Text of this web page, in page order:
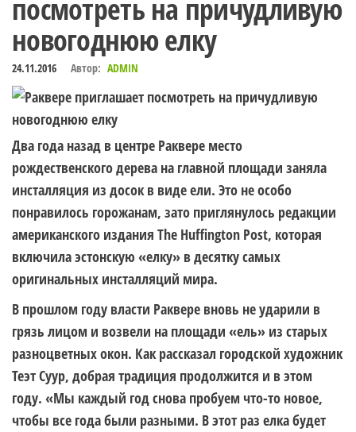
посмотреть на причудливую
новогоднюю елку
24.11.2016 Автор: ADMIN
Два года назад в центре Раквере место
рождественского дерева на главной площади заняла
инсталляция из досок в виде ели. Это не особо
понравилось горожанам, зато приглянулось редакции
американского издания The Huffington Post, которая
включила эстонскую «елку» в десятку самых
оригинальных инсталляций мира.
В прошлом году власти Раквере вновь не ударили в
грязь лицом и возвели на площади «ель» из старых
разноцветных окон. Как рассказал городской художник
Теэт Суур, добрая традиция продолжится и в этом
году. «Мы каждый год снова пробуем что-то новое,
чтобы все года были разными. В этот раз елка будет